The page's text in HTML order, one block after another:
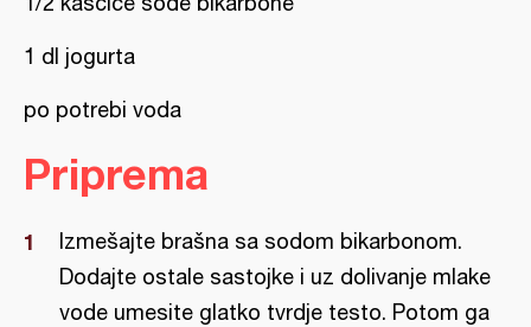
1 dl jogurta
po potrebi voda
Priprema
Izmešajte brašna sa sodom bikarbonom.
Dodajte ostale sastojke i uz dolivanje mlake
vode umesite glatko tvrdje testo. Potom ga